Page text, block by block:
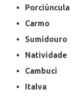
Porciúncula
Carmo
Sumidouro
Natividade
Cambuci
Italva